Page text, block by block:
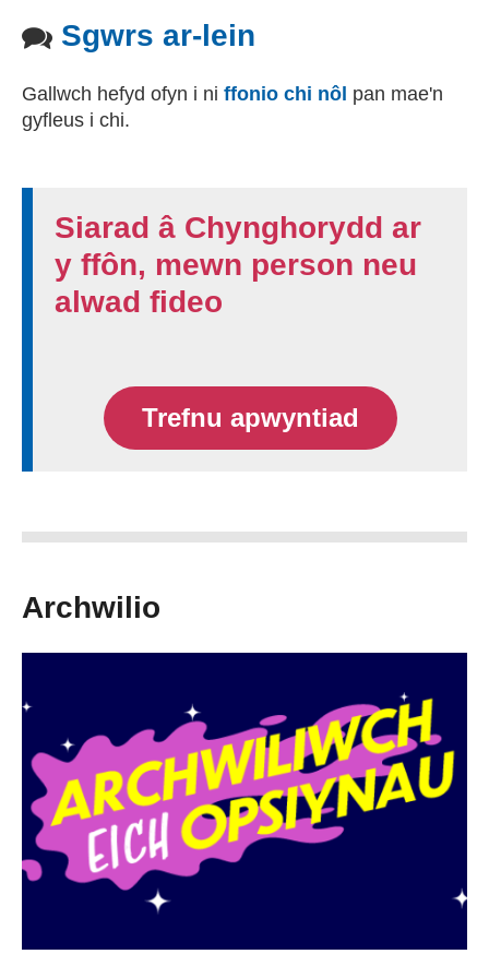
Sgwrs ar-lein
Gallwch hefyd ofyn i ni ffonio chi nôl pan mae'n
gyfleus i chi.
Siarad â Chynghorydd ar
y ffôn, mewn person neu
alwad fideo
Trefnu apwyntiad
Archwilio